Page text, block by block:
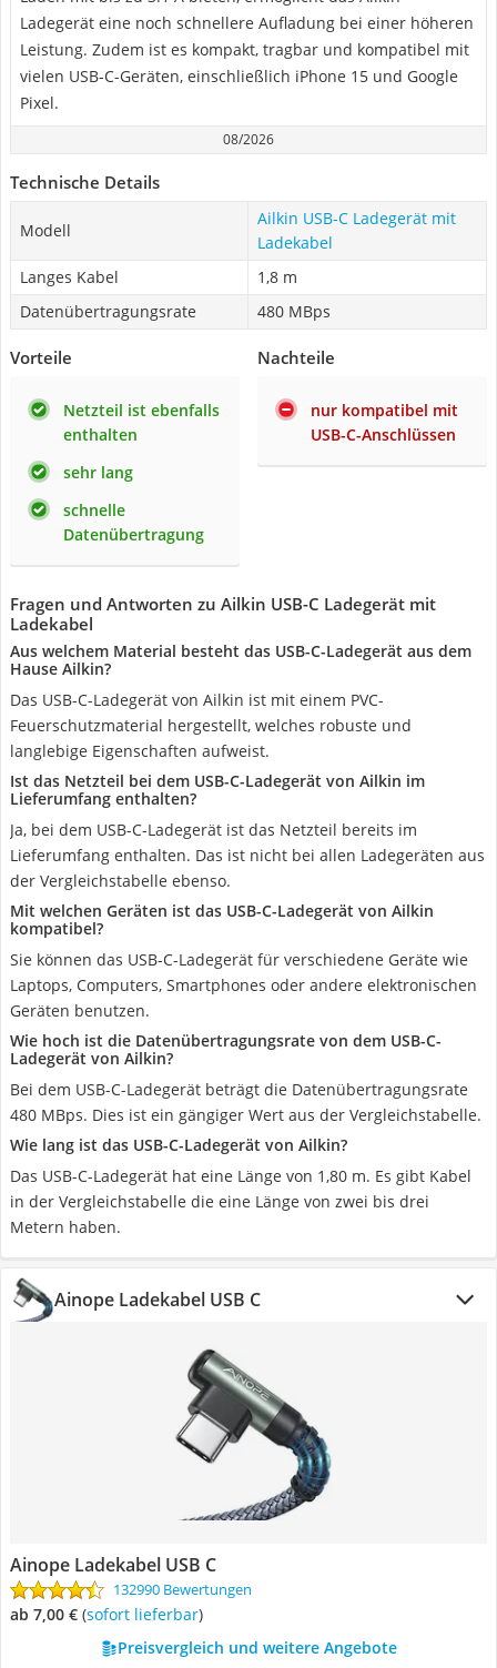
Ladegerät eine noch schnellere Aufladung bei einer höheren
Leistung. Zudem ist es kompakt, tragbar und kompatibel mit
vielen USB-C-Geräten, einschließlich iPhone 15 und Google
Pixel.
08/2026
Technische Details
Modell
Ailkin USB-C Ladegerät mit
Ladekabel
Langes Kabel
1,8 m
Datenübertragungsrate
480 MBps
Vorteile
Netzteil ist ebenfalls
enthalten
sehr lang
schnelle
Datenübertragung
Nachteile
nur kompatibel mit
USB-C-Anschlüssen
Fragen und Antworten zu Ailkin USB-C Ladegerät mit
Ladekabel
Aus welchem Material besteht das USB-C-Ladegerät aus dem
Hause Ailkin?
Das USB-C-Ladegerät von Ailkin ist mit einem PVC-
Feuerschutzmaterial hergestellt, welches robuste und
langlebige Eigenschaften aufweist.
Ist das Netzteil bei dem USB-C-Ladegerät von Ailkin im
Lieferumfang enthalten?
Ja, bei dem USB-C-Ladegerät ist das Netzteil bereits im
Lieferumfang enthalten. Das ist nicht bei allen Ladegeräten aus
der Vergleichstabelle ebenso.
Mit welchen Geräten ist das USB-C-Ladegerät von Ailkin
kompatibel?
Sie können das USB-C-Ladegerät für verschiedene Geräte wie
Laptops, Computers, Smartphones oder andere elektronischen
Geräten benutzen.
Wie hoch ist die Datenübertragungsrate von dem USB-C-
Ladegerät von Ailkin?
Bei dem USB-C-Ladegerät beträgt die Datenübertragungsrate
480 MBps. Dies ist ein gängiger Wert aus der Vergleichstabelle.
Wie lang ist das USB-C-Ladegerät von Ailkin?
Das USB-C-Ladegerät hat eine Länge von 1,80 m. Es gibt Kabel
in der Vergleichstabelle die eine Länge von zwei bis drei
Metern haben.
Ainope Ladekabel USB C
Ainope Ladekabel USB C
132990 Bewertungen
ab 7,00 € ( Sofort lieferbar)
Preisvergleich und weitere Angebote